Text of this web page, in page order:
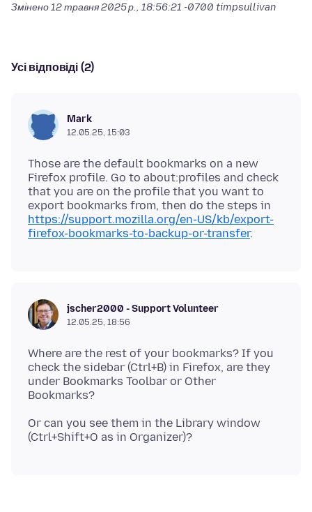
Змінено12 травня 2025 р., 18:56:21 -0700 timpsullivan
Усі відповіді (2)
Mark
12.05.25, 15:03
Those are the default bookmarks on a new
Firefox profile. Go to about:profiles and check
that you are on the profile that you want to
export bookmarks from, then do the steps in
https://support.mozilla.org/en-US/kb/export-
firefox-bookmarks-to-backup-or-transfer
jscher2000 - Support Volunteer
12.05.25, 18:56
Where are the rest of your bookmarks? If you
check the sidebar (Ctrl+B) in Firefox, are they
under Bookmarks Toolbar or Other
Or can you see them in the Library window